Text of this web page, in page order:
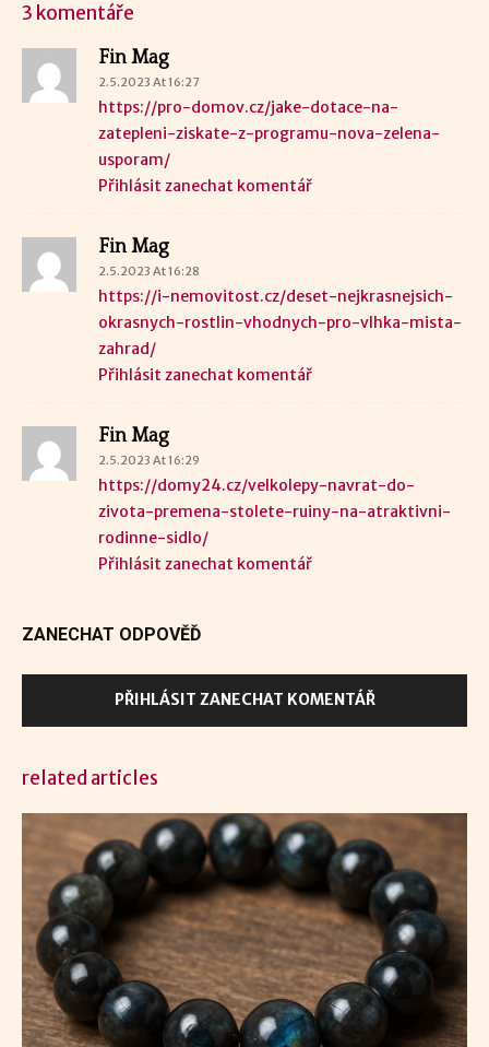
3 komentáře
Fin Mag
2.5.2023 At 16:27
https://pro-domov.cz/jake-dotace-na-
zatepleni-ziskate-z-programu-nova-zelena-
usporam/
Přihlásit zanechat komentář
Fin Mag
2.5.2023 At 16:28
https://i-nemovitost.cz/deset-nejkrasnejsich-
okrasnych-rostlin-vhodnych-pro-vlhka-mista-
zahrad/
Přihlásit zanechat komentář
Fin Mag
2.5.2023 At 16:29
https://domy24.cz/velkolepy-navrat-do-
zivota-premena-stolete-ruiny-na-atraktivni-
rodinne-sidlo/
Přihlásit zanechat komentář
ZANECHAT ODPOVĚĎ
PŘIHLÁSIT ZANECHAT KOMENTÁŘ
related articles